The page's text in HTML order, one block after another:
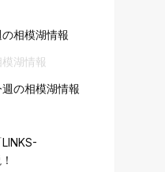
の相模湖情報
模湖情報
週の相模湖情報